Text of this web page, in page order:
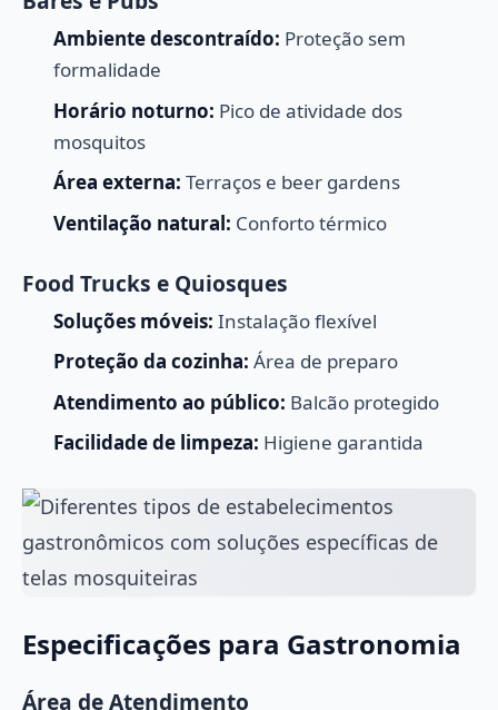
Ambiente descontraído: Proteção sem
formalidade
Horário noturno: Pico de atividade dos
mosquitos
Área externa: Terraços e beer gardens
Ventilação natural: Conforto térmico
Food Trucks e Quiosques
Soluções móveis: Instalação flexível
Proteção da cozinha: Área de preparo
Atendimento ao público: Balcão protegido
Facilidade de limpeza: Higiene garantida
Especificações para Gastronomia
Área de Atendimento